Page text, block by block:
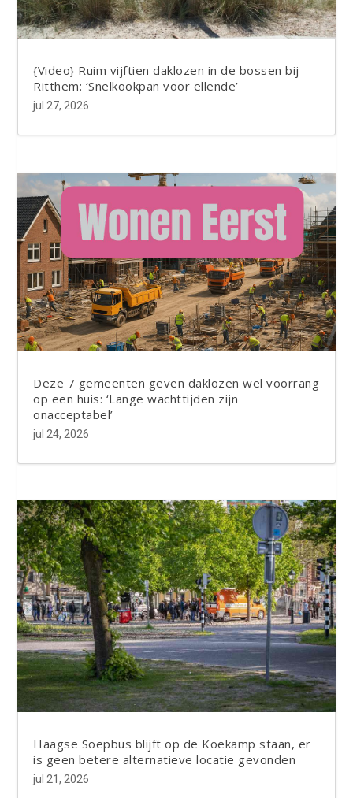
{Video} Ruim vijftien daklozen in de bossen bij
Ritthem: ‘Snelkookpan voor ellende’
jul 27, 2026
Deze 7 gemeenten geven daklozen wel voorrang
op een huis: ‘Lange wachttijden zijn
onacceptabel’
jul 24, 2026
Haagse Soepbus blijft op de Koekamp staan, er
is geen betere alternatieve locatie gevonden
jul 21, 2026